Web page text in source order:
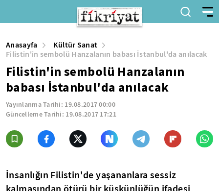
Anasayfa
Kültür Sanat
Filistin'in sembolü Hanzalanın babası İstanbul'da anılacak
Filistin'in sembolü Hanzalanın
babası İstanbul'da anılacak
Yayınlanma Tarihi: 19.08.2017 00:00
Güncelleme Tarihi: 19.08.2017 17:21
İnsanlığın Filistin'de yaşananlara sessiz